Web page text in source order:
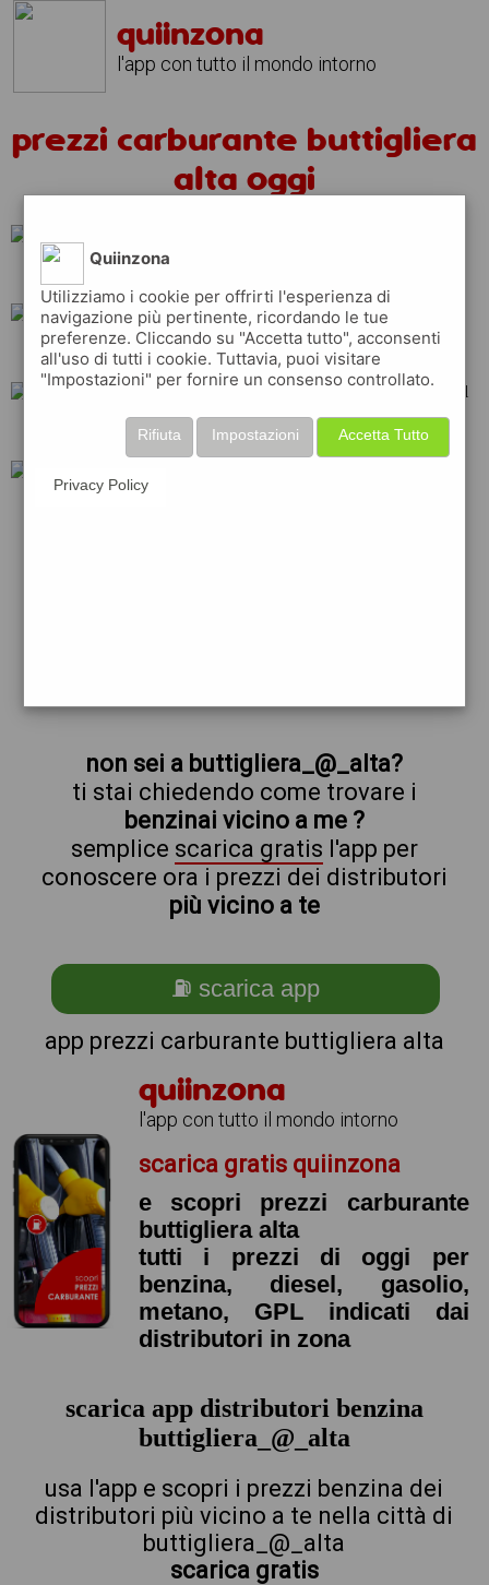
quiinzona
l'app con tutto il mondo intorno
prezzi carburante buttigliera
alta oggi
q8 erg total
shell repsol
non sei a buttigliera_@_alta?
ti stai chiedendo come trovare i
benzinai vicino a me ?
semplice scarica gratis l'app per
conoscere ora i prezzi dei distributori
più vicino a te
⛽ scarica app
app prezzi carburante buttigliera alta
quiinzona
l'app con tutto il mondo intorno
scarica gratis quiinzona
e scopri prezzi carburante
buttigliera alta
tutti i prezzi di oggi per
benzina, diesel, gasolio,
metano, GPL indicati dai
distributori in zona
scarica app distributori benzina
buttigliera_@_alta
usa l'app e scopri i prezzi benzina dei
distributori più vicino a te nella città di
buttigliera_@_alta
scarica gratis
Quiinzona
Utilizziamo i cookie per offrirti l'esperienza di
navigazione più pertinente, ricordando le tue
preferenze. Cliccando su "Accetta tutto", acconsenti
all'uso di tutti i cookie. Tuttavia, puoi visitare
"Impostazioni" per fornire un consenso controllato.
Accetta Tutto
Impostazioni
Rifiuta
Privacy Policy